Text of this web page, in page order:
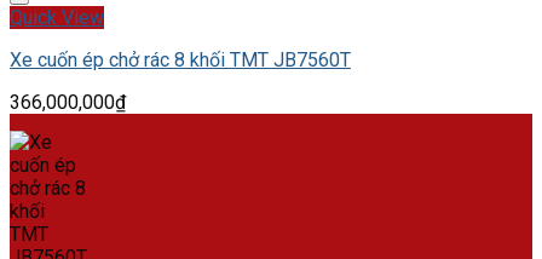
Quick View
Xe cuốn ép chở rác 8 khối TMT JB7560T
366,000,000₫